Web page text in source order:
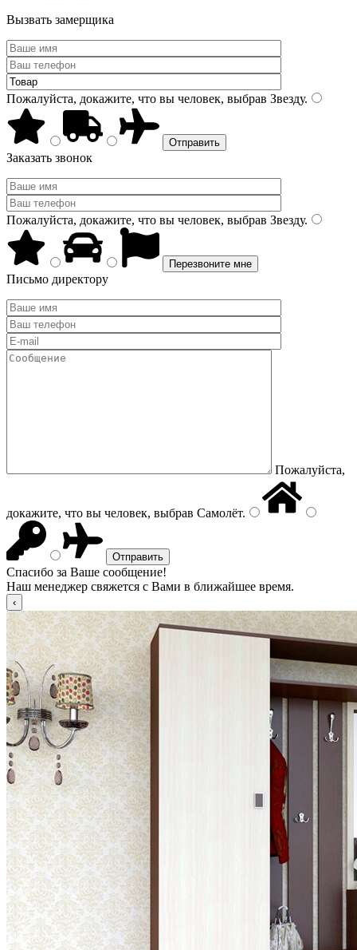
Вызвать замерщика
Пожалуйста, докажите, что вы человек, выбрав Звезду.
Заказать звонок
Пожалуйста, докажите, что вы человек, выбрав Звезду.
Письмо директору
Пожалуйста,
докажите, что вы человек, выбрав Самолёт.
Спасибо за Ваше сообщение!
Наш менеджер свяжется с Вами в ближайшее время.